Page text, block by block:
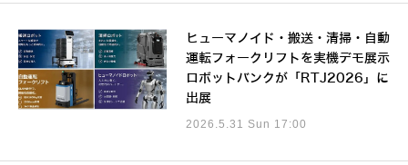
ヒューマノイド・搬送・清掃・自動
運転フォークリフトを実機デモ展示
ロボットバンクが「RTJ2026」に
出展
2026.5.31 Sun 17:00